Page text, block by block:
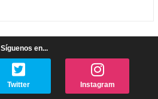
Síguenos en...
Twitter Instagram